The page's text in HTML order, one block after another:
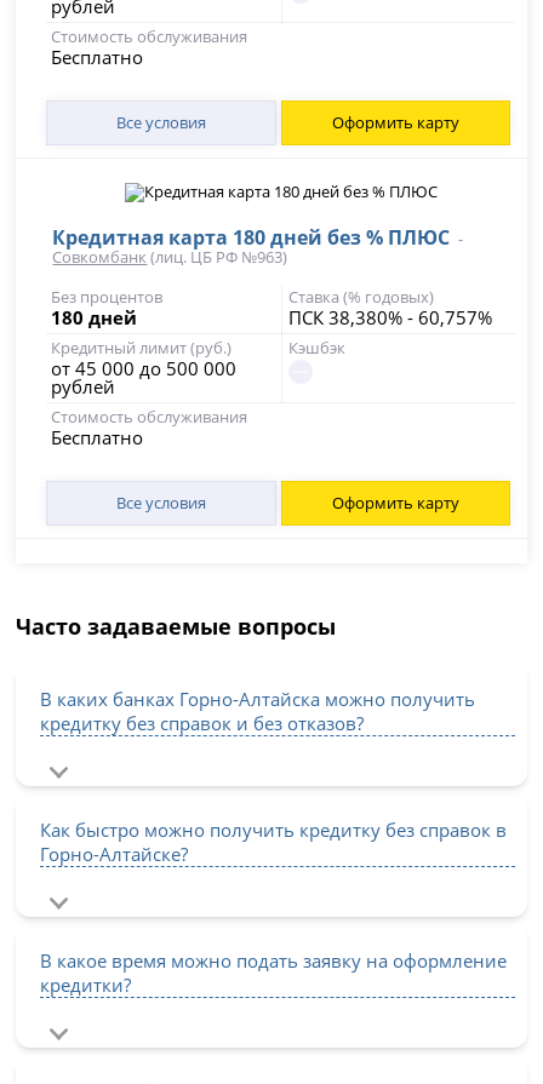
рублей
Стоимость обслуживания
Бесплатно
Все условия Оформить карту
Кредитная карта 180 дней без % ПЛЮС -
Совкомбанк (лиц. ЦБ РФ №963)
Без процентов
180 дней
Ставка (% годовых)
ПСК 38,380% - 60,757%
Кредитный лимит (руб.)
от 45 000 до 500 000
рублей
Кэшбэк
Стоимость обслуживания
Бесплатно
Все условия Оформить карту
Часто задаваемые вопросы
В каких банках Горно-Алтайска можно получить
кредитку без справок и без отказов?
Как быстро можно получить кредитку без справок в
Горно-Алтайске?
В какое время можно подать заявку на оформление
кредитки?